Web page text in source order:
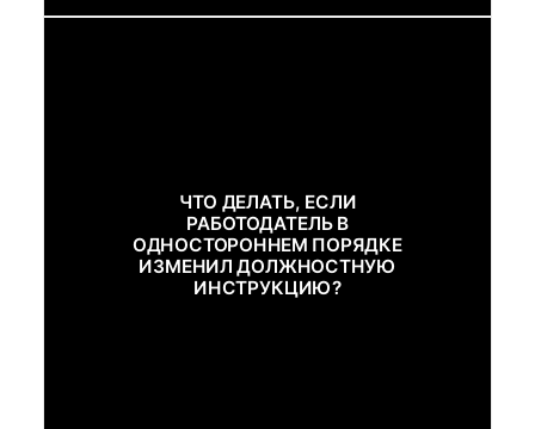
ЧТО ДЕЛАТЬ, ЕСЛИ
РАБОТОДАТЕЛЬ В
ОДНОСТОРОННЕМ ПОРЯДКЕ
ИЗМЕНИЛ ДОЛЖНОСТНУЮ
ИНСТРУКЦИЮ?